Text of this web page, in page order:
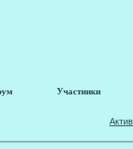
Участники